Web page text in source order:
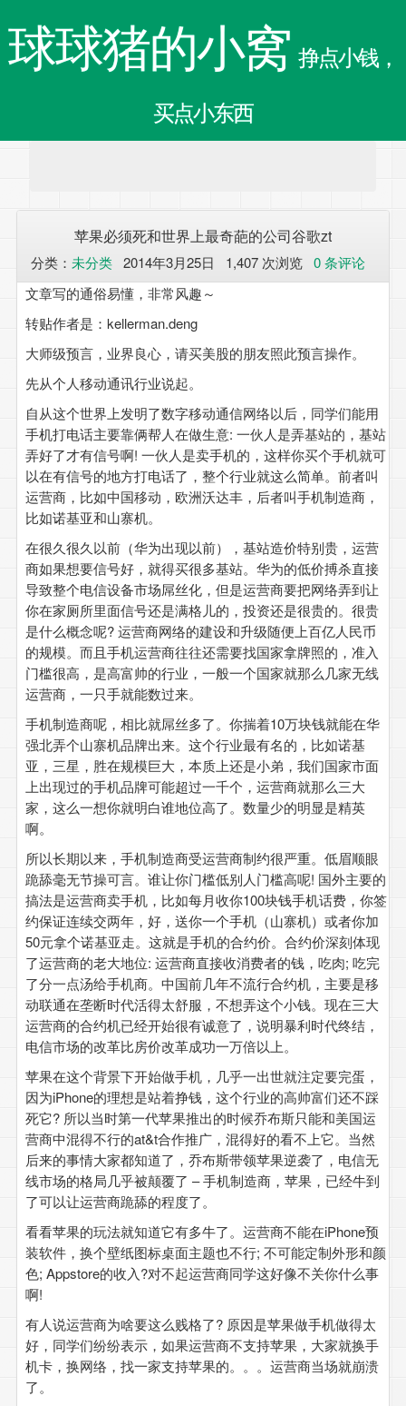
球球猪的小窝 挣点小钱，
买点小东西
苹果必须死和世界上最奇葩的公司谷歌zt
分类： 未分类2014年3月25日 1,407 次浏览 0 条评论
文章写的通俗易懂，非常风趣～
转贴作者是：kellerman.deng
大师级预言，业界良心，请买美股的朋友照此预言操作。
先从个人移动通讯行业说起。
自从这个世界上发明了数字移动通信网络以后，同学们能用
手机打电话主要靠俩帮人在做生意: 一伙人是弄基站的，基站
弄好了才有信号啊! 一伙人是卖手机的，这样你买个手机就可
以在有信号的地方打电话了，整个行业就这么简单。前者叫
运营商，比如中国移动，欧洲沃达丰，后者叫手机制造商，
比如诺基亚和山寨机。
在很久很久以前（华为出现以前），基站造价特别贵，运营
商如果想要信号好，就得买很多基站。华为的低价搏杀直接
导致整个电信设备市场屌丝化，但是运营商要把网络弄到让
你在家厕所里面信号还是满格儿的，投资还是很贵的。很贵
是什么概念呢? 运营商网络的建设和升级随便上百亿人民币
的规模。而且手机运营商往往还需要找国家拿牌照的，准入
门槛很高，是高富帅的行业，一般一个国家就那么几家无线
运营商，一只手就能数过来。
手机制造商呢，相比就屌丝多了。你揣着10万块钱就能在华
强北弄个山寨机品牌出来。这个行业最有名的，比如诺基
亚，三星，胜在规模巨大，本质上还是小弟，我们国家市面
上出现过的手机品牌可能超过一千个，运营商就那么三大
家，这么一想你就明白谁地位高了。数量少的明显是精英
啊。
所以长期以来，手机制造商受运营商制约很严重。低眉顺眼
跪舔毫无节操可言。谁让你门槛低别人门槛高呢! 国外主要的
搞法是运营商卖手机，比如每月收你100块钱手机话费，你签
约保证连续交两年，好，送你一个手机（山寨机）或者你加
50元拿个诺基亚走。这就是手机的合约价。合约价深刻体现
了运营商的老大地位: 运营商直接收消费者的钱，吃肉; 吃完
了分一点汤给手机商。中国前几年不流行合约机，主要是移
动联通在垄断时代活得太舒服，不想弄这个小钱。现在三大
运营商的合约机已经开始很有诚意了，说明暴利时代终结，
电信市场的改革比房价改革成功一万倍以上。
苹果在这个背景下开始做手机，几乎一出世就注定要完蛋，
因为iPhone的理想是站着挣钱，这个行业的高帅富们还不踩
死它? 所以当时第一代苹果推出的时候乔布斯只能和美国运
营商中混得不行的at&t合作推广，混得好的看不上它。当然
后来的事情大家都知道了，乔布斯带领苹果逆袭了，电信无
线市场的格局几乎被颠覆了 – 手机制造商，苹果，已经牛到
了可以让运营商跪舔的程度了。
看看苹果的玩法就知道它有多牛了。运营商不能在iPhone预
装软件，换个壁纸图标桌面主题也不行; 不可能定制外形和颜
色; Appstore的收入?对不起运营商同学这好像不关你什么事
啊!
有人说运营商为啥要这么贱格了? 原因是苹果做手机做得太
好，同学们纷纷表示，如果运营商不支持苹果，大家就换手
机卡，换网络，找一家支持苹果的。。。运营商当场就崩溃
了。